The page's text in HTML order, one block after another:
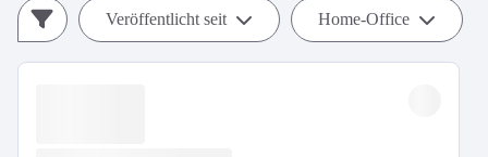
Veröffentlicht seit Home-Office